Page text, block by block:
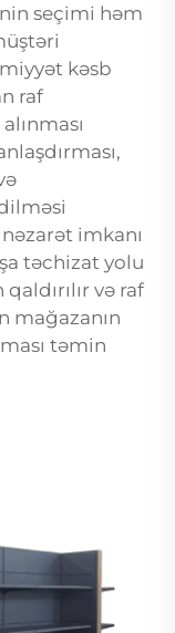
seçimi həm
kəsb
raf
imkanı
təchizat yolu
və raf
mağazanın
təmin